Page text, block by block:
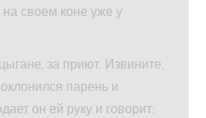
своем коне уже у
за приют. Извините,
парень и
он ей руку и говорит: